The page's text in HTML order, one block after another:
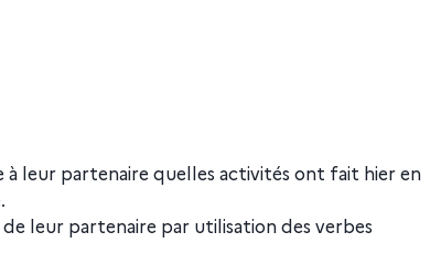
leur partenaire quelles activités ont fait hier en
leur partenaire par utilisation des verbes